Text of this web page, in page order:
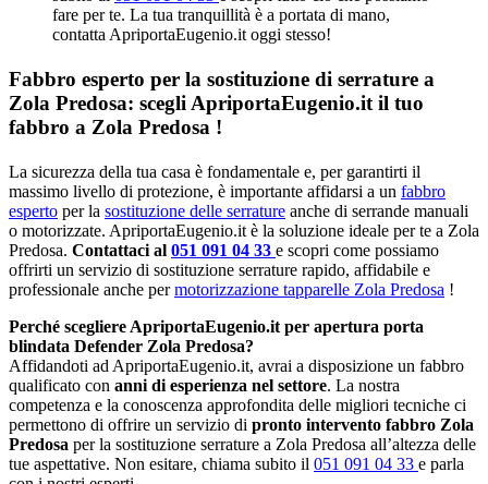
fare per te. La tua tranquillità è a portata di mano,
contatta ApriportaEugenio.it oggi stesso!
Fabbro esperto per la sostituzione di serrature a
Zola Predosa: scegli ApriportaEugenio.it il tuo
fabbro a Zola Predosa !
La sicurezza della tua casa è fondamentale e, per garantirti il
massimo livello di protezione, è importante affidarsi a un fabbro
esperto per la sostituzione delle serrature anche di serrande manuali
o motorizzate. ApriportaEugenio.it è la soluzione ideale per te a Zola
Predosa. Contattaci al 051 091 04 33 e scopri come possiamo
offrirti un servizio di sostituzione serrature rapido, affidabile e
professionale anche permotorizzazione tapparelle Zola Predosa !
Perché scegliere ApriportaEugenio.it per apertura porta
blindata Defender Zola Predosa?
Affidandoti ad ApriportaEugenio.it, avrai a disposizione un fabbro
qualificato con anni di esperienza nel settore. La nostra
competenza e la conoscenza approfondita delle migliori tecniche ci
permettono di offrire un servizio di pronto intervento fabbro Zola
Predosa per la sostituzione serrature a Zola Predosa all’altezza delle
tue aspettative. Non esitare, chiama subito il 051 091 04 33 e parla